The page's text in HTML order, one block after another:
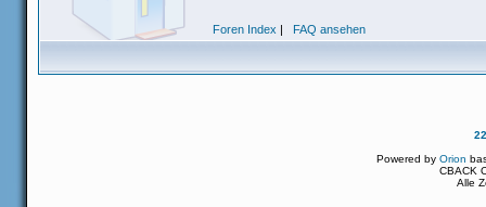
Foren Index | FAQ ansehen
Powered byOrion
CBACK
Alle